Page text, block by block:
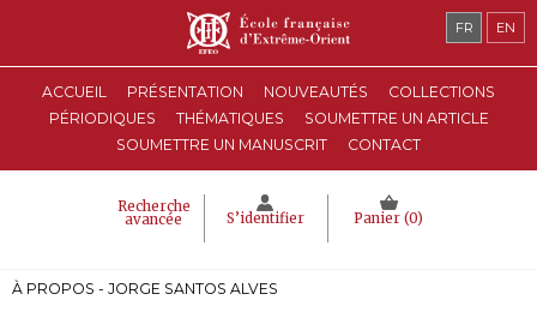
ACCUEIL PRÉSENTATION NOUVEAUTÉS
COLLECTIONS
PÉRIODIQUES
THÉMATIQUES
SOUMETTRE UN ARTICLE
SOUMETTRE UN MANUSCRIT
CONTACT
Recherche
avancée S’identifier Panier (0)
FR EN
À PROPOS - JORGE SANTOS ALVES